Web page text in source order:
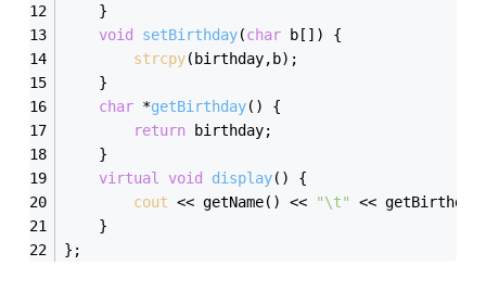
	}
void
setBirthday(char b[])
{
strcpy(birthday,b);
	}
char *getBirthday()
{
return birthday;
	}
virtual
void display()
{
cout << getName() << "\t"
<<
	}
};